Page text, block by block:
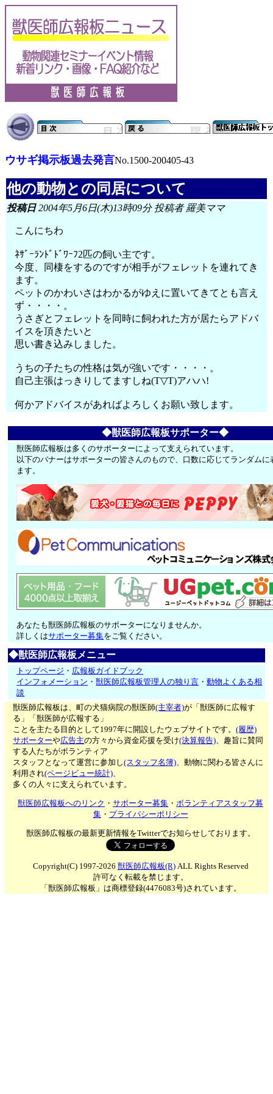
ウサギ掲示板過去発言No.1500-200405-43
他の動物との同居について
投稿日2004年5月6日(木)13時09分 投稿者 羅美ママ
こんにちわ
ﾈｻﾞｰﾗﾝﾄﾞﾄﾞﾜｰﾌ2匹の飼い主です。
今度、同棲をするのですが相手がフェレットを連れてき
ます。
ペットのかわいさはわかるがゆえに置いてきてとも言え
ず・・・・。
うさぎとフェレットを同時に飼われた方が居たらアドバ
イスを頂きたいと
思い書き込みしました。
うちの子たちの性格は気が強いです・・・・。
自己主張はっきりしてますしね(T▽T)アハハ!
何かアドバイスがあればよろしくお願い致します。
◆獣医師広報板サポーター◆
獣医師広報板は多くのサポーターによって支えられています。
以下のバナーはサポーターの皆さんのもので、口数に応じてランダムに
ます。
あなたも獣医師広報板のサポーターになりませんか。
詳しくはサポーター募集をご覧ください。
◆獣医師広報板メニュー
トップページ ・ 広報板ガイドブック
インフォメーション ・獣医師広報板管理人の独り言 ・動物よくある相
談
獣医師広報板は、町の犬猫病院の獣医師(主宰者)が「獣医師に広報す
る」「獣医師が広報する」
ことを主たる目的として1997年に開設したウェブサイトです。(履歴)
サポーターや広告主の方々から資金応援を受け(決算報告)、趣旨に賛同
する人たちがボランティア
スタッフとなって運営に参加し(スタッフ名簿)、動物に関わる皆さんに
利用され(ページビュー統計)、
多くの人々に支えられています。
獣医師広報板へのリンク ・サポーター募集 ・ボランティアスタッフ募
集・ プライバシーポリシー
獣医師広報板の最新更新情報をTwitterでお知らせしております。
Copyright(C) 1997-2026 獣医師広報板(R)ALL Rights Reserved
許可なく転載を禁じます。
「獣医師広報板」は商標登録(4476083号)されています。